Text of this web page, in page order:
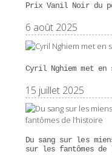
Prix Vanil Noir du
6 août 2025
Cyril Nghiem met
15 juillet 2025
Du sang sur les
sur les fantômes